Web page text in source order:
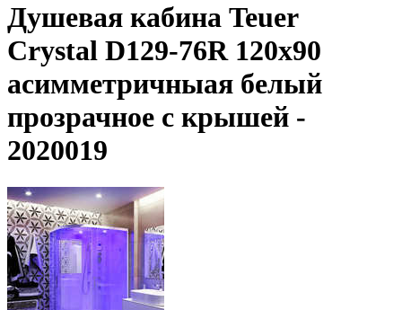
Душевая кабина Teuer
Crystal D129-76R 120х90
асимметричныая белый
прозрачное с крышей -
2020019